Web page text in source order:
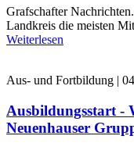
Grafschafter
Landkreis die meisten
Weiterlesen
Aus- und Fortbildung |
Ausbildungsstart -
Neuenhauser